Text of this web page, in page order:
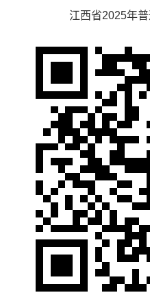
江西省2025年普